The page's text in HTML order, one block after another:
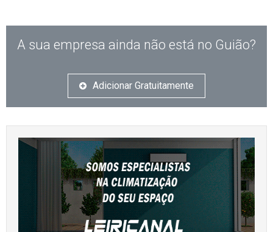
A sua empresa ainda não está no Guião?
Adicionar Gratuitamente